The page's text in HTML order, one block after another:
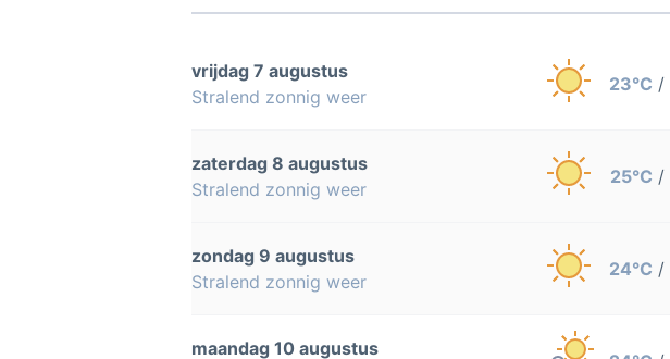
vrijdag 7 augustus
Stralend zonnig weer
23°C /
zaterdag 8 augustus
Stralend zonnig weer
25°C /
zondag 9 augustus
Stralend zonnig weer
24°C /
maandag 10 augustus